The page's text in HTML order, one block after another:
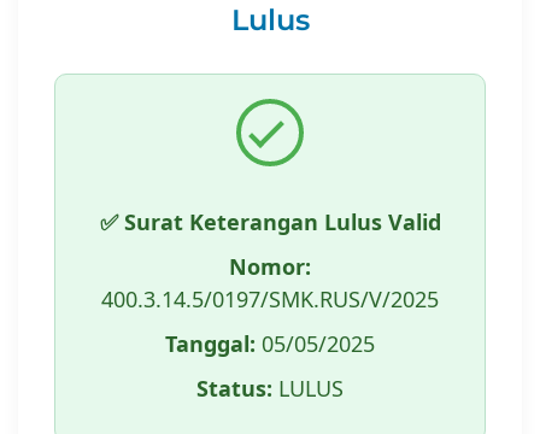
Lulus
✅ Surat Keterangan Lulus Valid
Nomor:
400.3.14.5/0197/SMK.RUS/V/2025
Tanggal: 05/05/2025
Status: LULUS